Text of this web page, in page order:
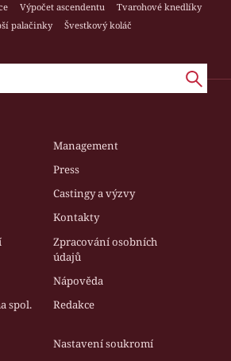
Výpočet ascendentu
Tvarohové knedlíky
palačinky
Švestkový koláč
Management
Press
Castingy a výzvy
Kontakty
Zpracování osobních
údajů
Nápověda
spol.
Redakce
Nastavení soukromí